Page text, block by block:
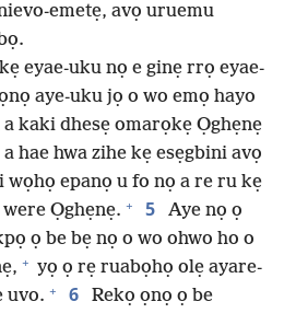
emetẹ, avọ uruemu
eyae-uku nọ e ginẹ rrọ eyae-
aye-uku jọ o wo emọ hayo
kaki dhesẹ omarọkẹ Ọghẹnẹ
hae hwa zihe kẹ esẹgbini avọ
wọhọ epanọ u fo nọ a re ru kẹ
Ọghẹnẹ. + 5
Aye nọ ọ
ọ be bẹ nọ o wo ohwo ho o
+ yọ ọ rẹ ruabọhọ olẹ ayare-
uvo. + 6
Rekọ ọnọ ọ be